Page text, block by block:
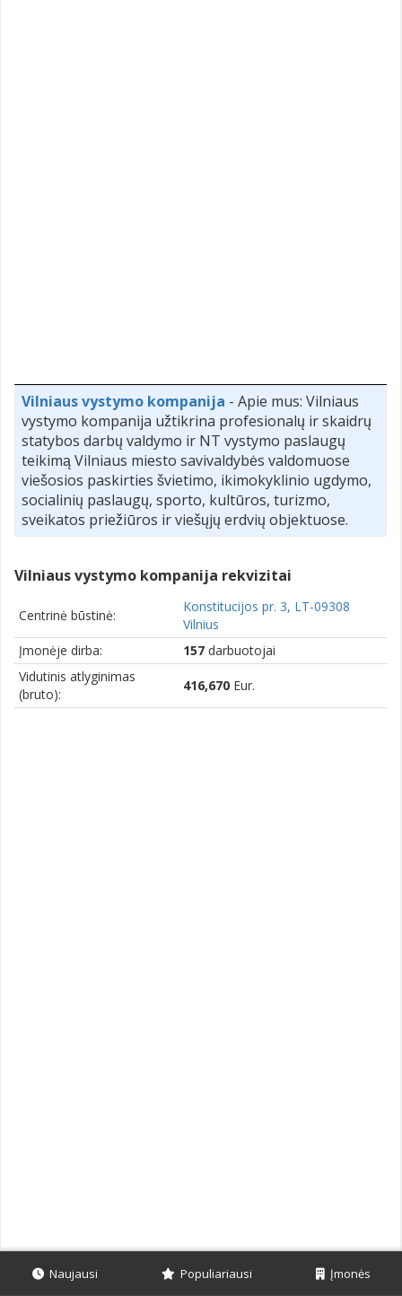
Vilniaus vystymo kompanija - Apie mus: Vilniaus
vystymo kompanija užtikrina profesionalų ir skaidrų
statybos darbų valdymo ir NT vystymo paslaugų
teikimą Vilniaus miesto savivaldybės valdomuose
viešosios paskirties švietimo, ikimokyklinio ugdymo,
socialinių paslaugų, sporto, kultūros, turizmo,
sveikatos priežiūros ir viešųjų erdvių objektuose.
Vilniaus vystymo kompanija rekvizitai
Centrinė būstinė:
Konstitucijos pr. 3, LT-09308
Vilnius
Įmonėje dirba:
157 darbuotojai
Vidutinis atlyginimas
(bruto):
416,670 Eur.
Naujausi Populiariausi Įmonės